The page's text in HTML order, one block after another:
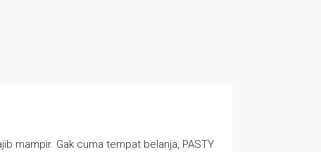
mampir. Gak cuma tempat belanja, PASTY